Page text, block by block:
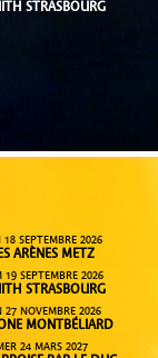
STRASBOURG
18 SEPTEMBRE 2026
ARÈNES METZ
19 SEPTEMBRE 2026
STRASBOURG
27 NOVEMBRE 2026
MONTBÉLIARD
24 MARS 2027